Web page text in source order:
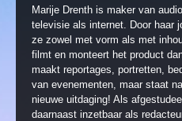
Marije Drenth is maker van
televisie als internet. Door haar
ze zowel met vorm als met
filmt en monteert het product
maakt reportages, portretten,
van evenementen, maar staat
nieuwe uitdaging! Als
daarnaast inzetbaar als